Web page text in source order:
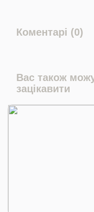
Коментарі (0)
Вас також
зацікавити